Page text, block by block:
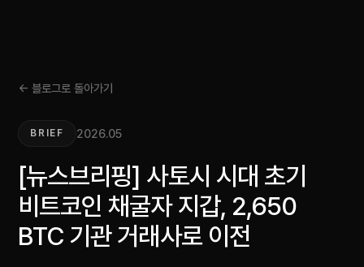
← 블로그로 돌아가기
BRIEF 2026.05
[뉴스브리핑] 사토시 시대 초기
비트코인 채굴자 지갑, 2,650
BTC 기관 거래사로 이전